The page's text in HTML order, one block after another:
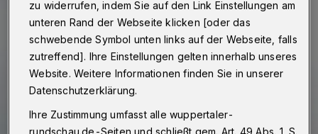
zu widerrufen, indem Sie auf den Link Einstellungen am
unteren Rand der Webseite klicken [oder das
schwebende Symbol unten links auf der Webseite, falls
zutreffend]. Ihre Einstellungen gelten innerhalb unseres
Website. Weitere Informationen finden Sie in unserer
Datenschutzerklärung.
Ihre Zustimmung umfasst alle wuppertaler-
rundschau.de-Seiten und schließt gem. Art. 49 Abs. 1 S.